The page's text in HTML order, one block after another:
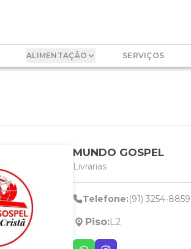
ALIMENTAÇÃO SERVIÇOS
MUNDO GOSPEL
Livrarias
Telefone:(91) 3254-8859
Piso:L2